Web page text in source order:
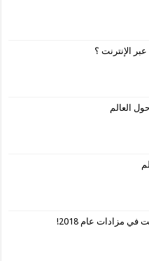
مزادات عام 2018!